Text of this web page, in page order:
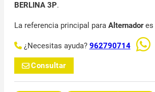
BERLINA 3P.
La referencia principal para Alternadores
¿Necesitas ayuda? 962790714
Consultar